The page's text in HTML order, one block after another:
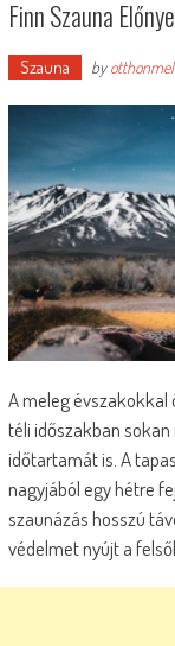
Finn Szauna Előnye
Szauna by
A meleg évszakokkal
téli időszakban
időtartamát is. A
nagyjából egy hétre
szaunázás hosszú
védelmet nyújt a